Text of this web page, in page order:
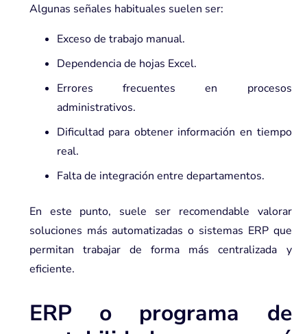
Algunas señales habituales suelen ser:
Exceso de trabajo manual.
Dependencia de hojas Excel.
Errores frecuentes en procesos
administrativos.
Dificultad para obtener información en tiempo
real.
Falta de integración entre departamentos.
En este punto, suele ser recomendable valorar
soluciones más automatizadas o sistemas ERPque
permitan trabajar de forma más centralizada y
eficiente.
ERP o programa de